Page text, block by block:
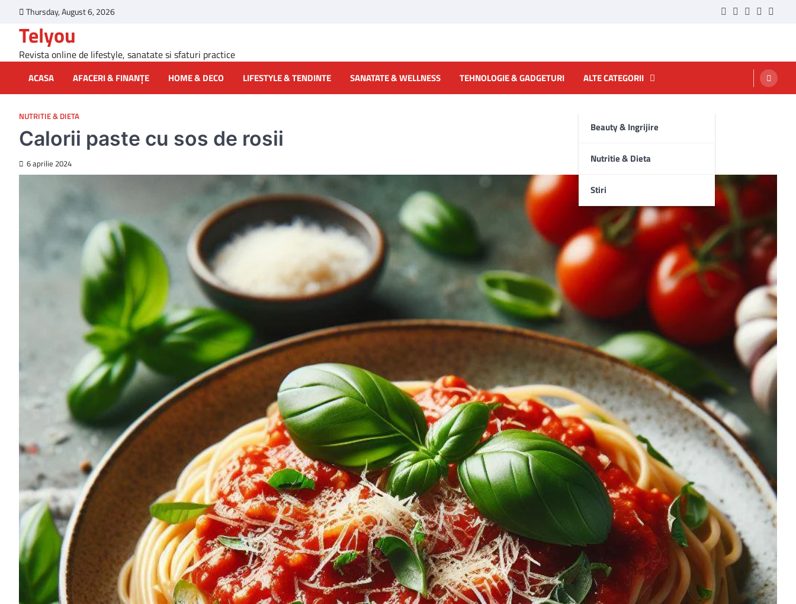
content
Thursday, August 6, 2026 Twitter
Facebook
LinkedIn
Telyou
Revista online de lifestyle, sanatate si sfaturi practice
ACASA AFACERI & FINANȚE HOME & DECO LIFESTYLE & TENDINTE SANATATE & WELLNESS TEHNOLOGIE & GADGETURI ALTE CATEGORII
Beauty & Ingrijire
Nutritie & Dieta
Stiri
NUTRITIE & DIETA
Calorii paste cu sos de rosii
6 aprilie 2024